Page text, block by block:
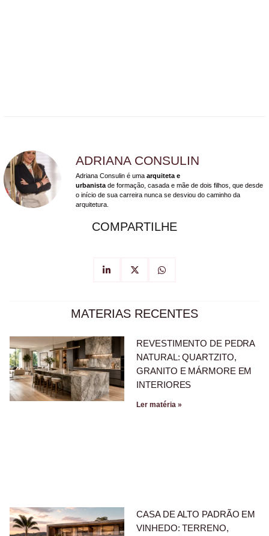
ADRIANA CONSULIN
Adriana Consulin é uma arquiteta e
urbanista de formação, casada e mãe de dois filhos, que desde
o início de sua carreira nunca se desviou do caminho da
arquitetura.
COMPARTILHE
MATERIAS RECENTES
REVESTIMENTO DE PEDRA
NATURAL: QUARTZITO,
GRANITO E MÁRMORE EM
INTERIORES
Ler matéria »
CASA DE ALTO PADRÃO EM
VINHEDO: TERRENO,